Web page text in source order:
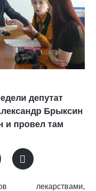
депутат
Брыксин
и провел там
лекарствами,